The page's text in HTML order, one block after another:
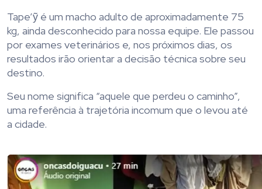
Tape’ỹ é um macho adulto de aproximadamente 75
kg, ainda desconhecido para nossa equipe. Ele passou
por exames veterinários e, nos próximos dias, os
resultados irão orientar a decisão técnica sobre seu
destino.
Seu nome significa “aquele que perdeu o caminho”,
uma referência à trajetória incomum que o levou até
a cidade.